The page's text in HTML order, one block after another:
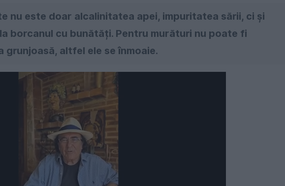
nu este doar alcalinitatea apei, impuritatea sării, ci și
borcanul cu bunătăți. Pentru murături nu poate fi
altfel ele se înmoaie.